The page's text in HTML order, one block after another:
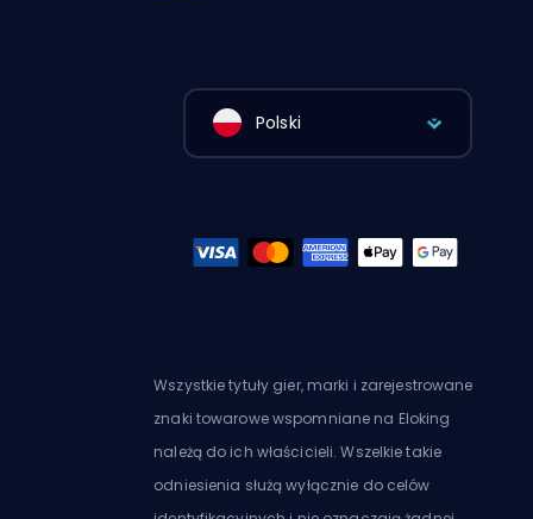
Polski
Wszystkie tytuły gier, marki i zarejestrowane
znaki towarowe wspomniane na Eloking
należą do ich właścicieli. Wszelkie takie
odniesienia służą wyłącznie do celów